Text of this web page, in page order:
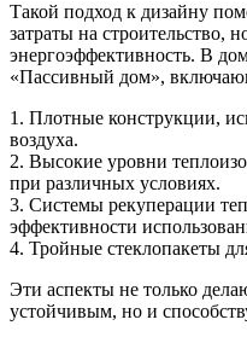
Такой подход к дизайну
затраты на строительство,
энергоэффективность. В
«Пассивный дом»,
1. Плотные конструкции,
воздуха.
2. Высокие уровни
при различных условиях.
3. Системы рекуперации
эффективности
4. Тройные стеклопакеты
Эти аспекты не только
устойчивым, но и